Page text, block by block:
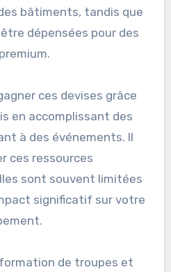
bâtiments, tandis que
dépensées pour des
ces devises grâce
en accomplissant des
à des événements. Il
ces ressources
sont souvent limitées
significatif sur votre
de troupes et